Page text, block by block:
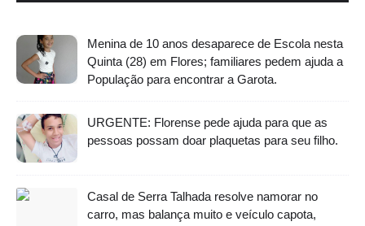
Menina de 10 anos desaparece de Escola nesta
Quinta (28) em Flores; familiares pedem ajuda a
População para encontrar a Garota.
URGENTE: Florense pede ajuda para que as
pessoas possam doar plaquetas para seu filho.
Casal de Serra Talhada resolve namorar no
carro, mas balança muito e veículo capota,